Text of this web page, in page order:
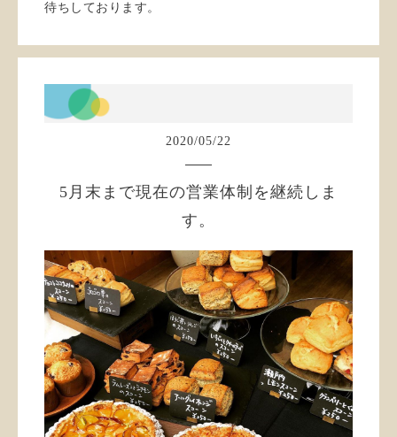
待ちしております。
2020/05/22
5月末まで現在の営業体制を継続しま
す。